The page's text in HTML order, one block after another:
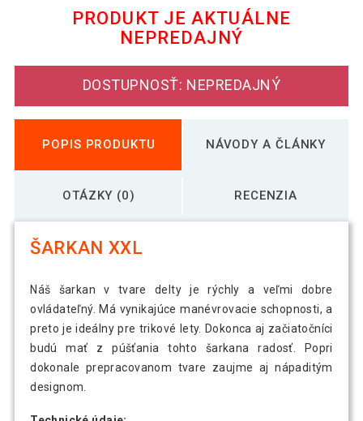
PRODUKT JE AKTUÁLNE
NEPREDAJNÝ
DOSTUPNOSŤ: NEPREDAJNÝ
POPIS PRODUKTU NÁVODY A ČLÁNKY
OTÁZKY (0) RECENZIA
ŠARKAN XXL
Náš šarkan v tvare delty je rýchly a veľmi dobre
ovládateľný. Má vynikajúce manévrovacie schopnosti, a
preto je ideálny pre trikové lety. Dokonca aj začiatočníci
budú mať z púšťania tohto šarkana radosť. Popri
dokonale prepracovanom tvare zaujme aj nápaditým
designom.